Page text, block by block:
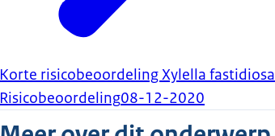
Korte risicobeoordeling Xylella fastidiosa
Risicobeoordeling08-12-2020